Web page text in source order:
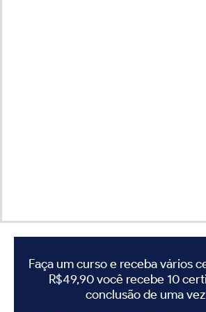
Faça um curso e receba vários
R$49,90 você recebe 10
conclusão de uma